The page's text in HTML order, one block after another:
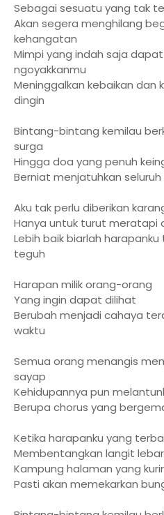
Sebagai sesuatu yang tak
Akan segera menghilang
kehangatan
Mimpi yang indah saja
ngoyakkanmu
Meninggalkan kebaikan
dingin
Bintang-bintang kemilau
surga
Hingga doa yang penuh
Berniat menjatuhkan seluruh
Aku tak perlu diberikan
Hanya untuk turut meratapi
Lebih baik biarlah
teguh
Harapan milik orang-orang
Yang ingin dapat dilihat
Berubah menjadi cahaya
waktu
Semua orang menangis
sayap
Kehidupannya pun
Berupa chorus yang
Ketika harapanku yang
Membentangkan langit
Kampung halaman yang
Pasti akan memekarkan